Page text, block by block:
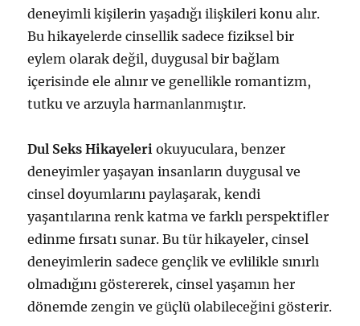
deneyimli kişilerin yaşadığı ilişkileri konu alır.
Bu hikayelerde cinsellik sadece fiziksel bir
eylem olarak değil, duygusal bir bağlam
içerisinde ele alınır ve genellikle romantizm,
tutku ve arzuyla harmanlanmıştır.
Dul Seks Hikayeleri okuyuculara, benzer
deneyimler yaşayan insanların duygusal ve
cinsel doyumlarını paylaşarak, kendi
yaşantılarına renk katma ve farklı perspektifler
edinme fırsatı sunar. Bu tür hikayeler, cinsel
deneyimlerin sadece gençlik ve evlilikle sınırlı
olmadığını göstererek, cinsel yaşamın her
dönemde zengin ve güçlü olabileceğini gösterir.